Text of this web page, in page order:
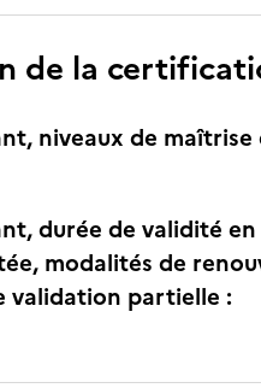
de la
niveaux de
durée de validité
modalités de
validation partielle :